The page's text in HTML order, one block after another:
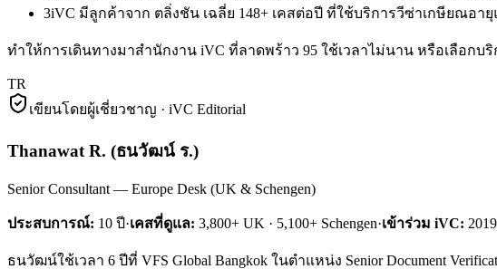
3iVC มีลูกค้าจาก ตลิ่งชัน เฉลี่ย 148+ เคสต่อปี ที่ใช้บริการวีซ่าเกษียณอา
ทำให้การเดินทางมาสำนักงาน iVC ที่ลาดพร้าว 95 ใช้เวลาไม่นาน หรือเลือกบ
TR
เขียนโดยผู้เชี่ยวชาญ · iVC Editorial
Thanawat R. (ธนวัฒน์ ร.)
Senior Consultant — Europe Desk (UK & Schengen)
ประสบการณ์: 10 ปี·เคสที่ดูแล: 3,800+ UK · 5,100+ Schengen·เข้าร่วม iVC: 2019
ธนวัฒน์ใช้เวลา 6 ปีที่ VFS Global Bangkok ในตำแหน่ง Senior Document